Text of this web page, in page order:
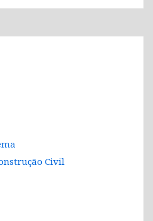
Civil